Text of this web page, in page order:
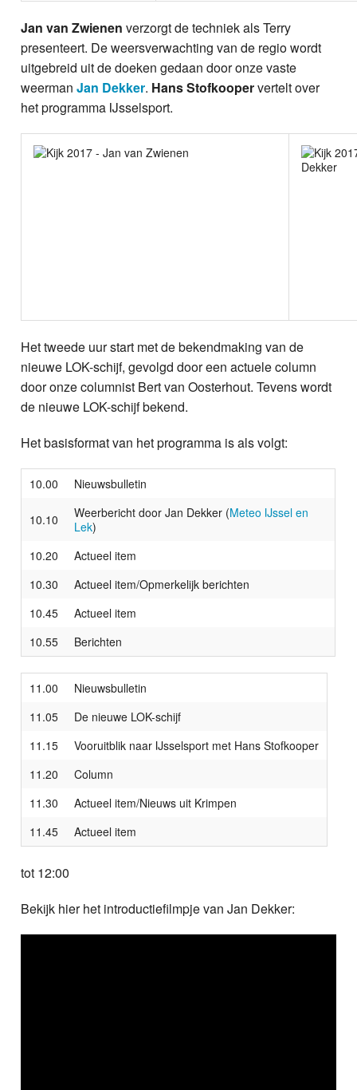
Jan van Zwienen verzorgt de techniek als Terry
presenteert. De weersverwachting van de regio wordt
uitgebreid uit de doeken gedaan door onze vaste
weermanJan Dekker. Hans Stofkoopervertelt over
het programma IJsselsport.
Het tweede uur start met de bekendmaking van de
nieuwe LOK-schijf, gevolgd door een actuele column
door onze columnist Bert van Oosterhout. Tevens wordt
de nieuwe LOK-schijf bekend.
Het basisformat van het programma is als volgt:
10.00 Nieuwsbulletin
10.10 Weerbericht door Jan Dekker (Meteo IJssel en
Lek)
10.20
Actueel item
10.30
Actueel item/Opmerkelijk berichten
10.45
Actueel item
10.55
Berichten
11.00
Nieuwsbulletin
11.05
De nieuwe LOK-schijf
11.15
Vooruitblik naar IJsselsport met Hans Stofkooper
11.20
Column
11.30
Actueel item/Nieuws uit Krimpen
11.45
Actueel item
tot 12:00
Bekijk hier het introductiefilmpje van Jan Dekker: